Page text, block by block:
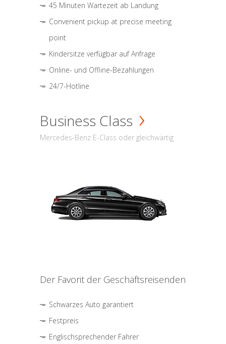
45 Minuten Wartezeit ab Landung
Convenient pickup at precise meeting
point
Kindersitze verfügbar auf Anfrage
Online- und Offline-Bezahlungen
24/7-Hotline
Business Class
Mercedes-Benz E-Class oder gleichwärtig
Der Favorit der Geschäftsreisenden
Schwarzes Auto garantiert
Festpreis
Englischsprechender Fahrer